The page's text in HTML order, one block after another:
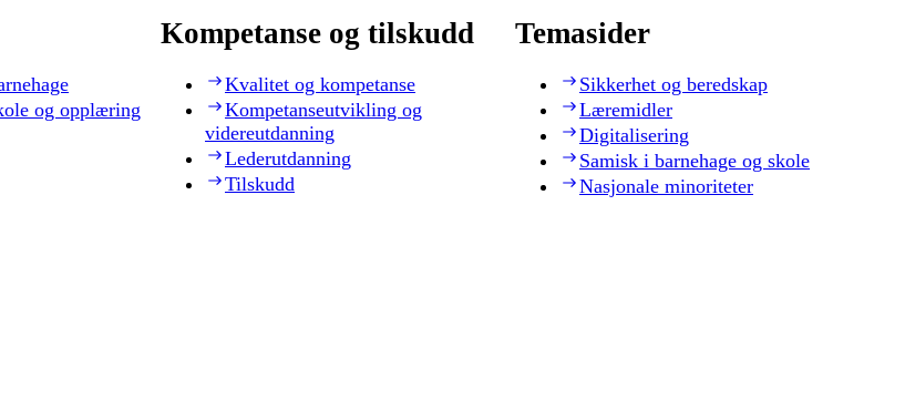
og opplæring
Kompetanse og tilskudd
Kvalitet og kompetanse
Kompetanseutvikling og
videreutdanning
Lederutdanning
Tilskudd
Temasider
Sikkerhet og beredskap
Læremidler
Digitalisering
Samisk i barnehage og skole
Nasjonale minoriteter